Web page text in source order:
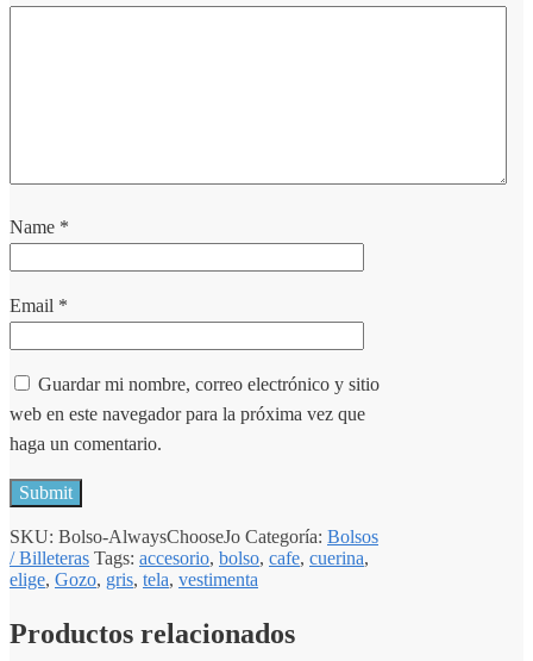
Name *
Email *
Guardar mi nombre, correo electrónico y sitio
web en este navegador para la próxima vez que
haga un comentario.
SKU: Bolso-AlwaysChooseJo Categoría: Bolsos
/ Billeteras Tags: accesorio, bolso, cafe, cuerina,
elige, Gozo, gris, tela, vestimenta
Productos relacionados